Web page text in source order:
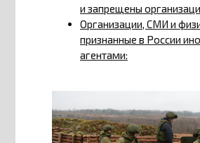
и запрещены
Организации, СМИ и
признанные в России
агентами: